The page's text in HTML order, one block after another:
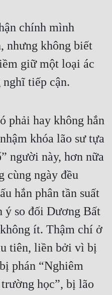
chính mình
nhưng không biết
giữ một loại ác
nghĩ tiếp cận.
phải hay không hắn
khóa lão sư tựa
người này, hơn nữa
cùng ngày đều
hắn phân tần suất
ý so đối Dương Bất
ít. Thậm chí ở
tiên, liền bởi vì bị
phán “Nghiêm
học”, bị lão